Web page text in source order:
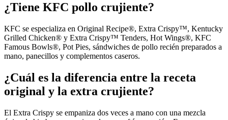
¿Tiene KFC pollo crujiente?
KFC se especializa en Original Recipe®, Extra Crispy™, Kentucky
Grilled Chicken® y Extra Crispy™ Tenders, Hot Wings®, KFC
Famous Bowls®, Pot Pies, sándwiches de pollo recién preparados a
mano, panecillos y complementos caseros.
¿Cuál es la diferencia entre la receta
original y la extra crujiente?
El Extra Crispy se empaniza dos veces a mano con una mezcla